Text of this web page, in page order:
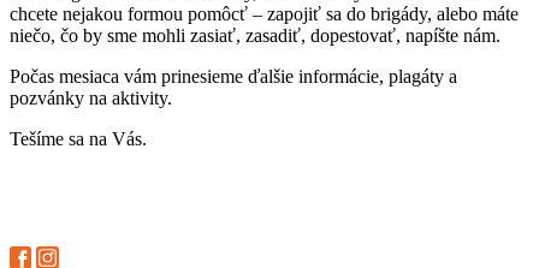
chcete nejakou formou pomôcť – zapojiť sa do brigády, alebo máte
niečo, čo by sme mohli zasiať, zasadiť, dopestovať, napíšte nám.
Počas mesiaca vám prinesieme ďalšie informácie, plagáty a
pozvánky na aktivity.
Tešíme sa na Vás.